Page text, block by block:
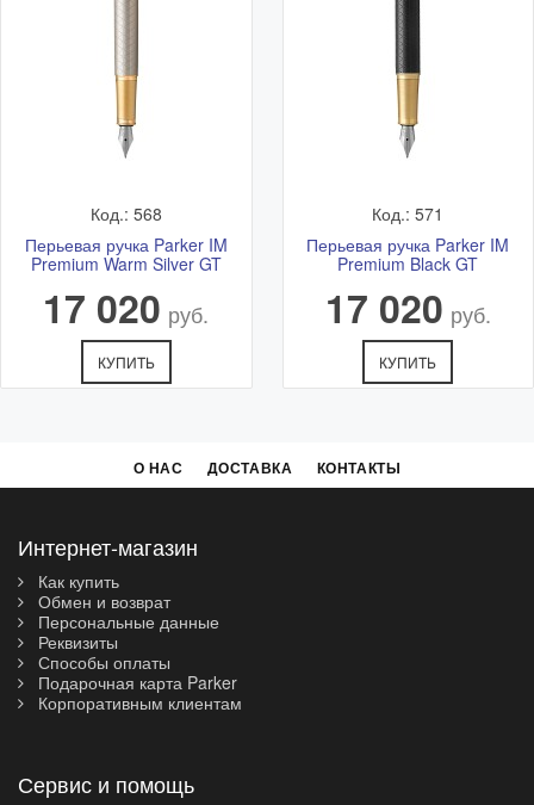
Код.: 568
Перьевая ручка Parker IM
Premium Warm Silver GT
17 020 руб.
КУПИТЬ
Код.: 571
Перьевая ручка Parker IM
Premium Black GT
17 020 руб.
КУПИТЬ
О НАС ДОСТАВКА КОНТАКТЫ
Интернет-магазин
Как купить
Обмен и возврат
Персональные данные
Реквизиты
Способы оплаты
Подарочная карта Parker
Корпоративным клиентам
Сервис и помощь